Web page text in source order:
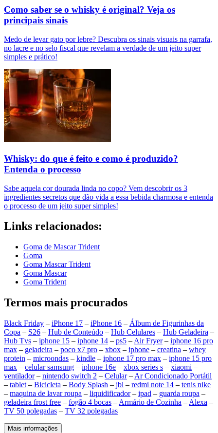
Como saber se o whisky é original? Veja os
principais sinais
Medo de levar gato por lebre? Descubra os sinais visuais na garrafa,
no lacre e no selo fiscal que revelam a verdade de um jeito super
simples e prático!
Whisky: do que é feito e como é produzido?
Entenda o processo
Sabe aquela cor dourada linda no copo? Vem descobrir os 3
ingredientes secretos que dão vida a essa bebida charmosa e entenda
o processo de um jeito super simples!
Links relacionados:
Goma de Mascar Trident
Goma
Goma Mascar Trident
Goma Mascar
Goma Trident
Termos mais procurados
Black Friday – iPhone 17 – iPhone 16 – Álbum de Figurinhas da
Copa – S26 – Hub de Conteúdo – Hub Celulares – Hub Geladeira –
Hub Tvs – iphone 15 – iphone 14 – ps5 – Air Fryer– iphone 16 pro
max – geladeira – poco x7 pro – xbox – iphone – creatina – whey
protein – microondas – kindle – iphone 17 pro max – iphone 15 pro
max – celular samsung – iphone 16e – xbox series s – xiaomi –
ventilador– nintendo switch 2 – Celular– Ar Condicionado Portátil
– tablet – Bicicleta – Body Splash – jbl – redmi note 14 – tenis nike
– maquina de lavar roupa – liquidificador– ipad – guarda roupa –
geladeira frost free – fogão 4 bocas – Armário de Cozinha – Alexa –
TV 50 polegadas – TV 32 polegadas
Mais informações